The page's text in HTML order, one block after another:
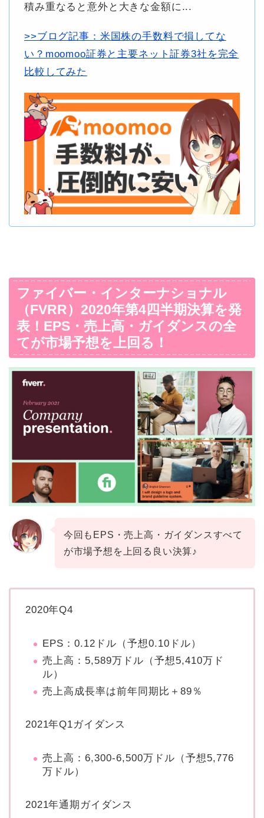
積み重なると意外と大きな金額に...
>>ブログ記事：米国株の手数料で損してな
い？moomoo証券と主要ネット証券3社を完全
比較してみた
ファイバー・インターナショナル
（FVRR）2020年第4四半期決算を発
表！EPS・売上高・ガイダンスの全
てが市場予想を上回る！
今回もEPS・売上高・ガイダンスすべて
が市場予想を上回る良い決算♪
2020年Q4
EPS：0.12ドル（予想0.10ドル）
売上高：5,589万ドル（予想5,410万ド
ル）
売上高成長率は前年同期比＋89％
2021年Q1ガイダンス
売上高：6,300-6,500万ドル（予想5,776
万ドル）
2021年通期ガイダンス